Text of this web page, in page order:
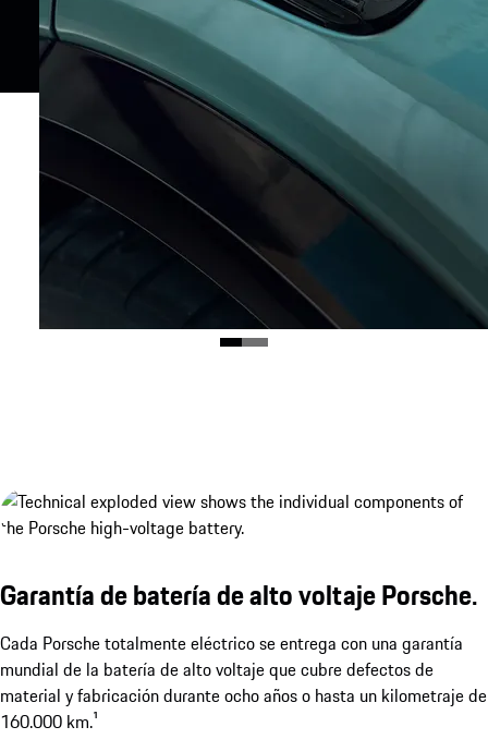
Garantía de batería de alto voltaje Porsche.
Cada Porsche totalmente eléctrico se entrega con una garantía
mundial de la batería de alto voltaje que cubre defectos de
material y fabricación durante ocho años o hasta un kilometraje de
160.000 km.¹